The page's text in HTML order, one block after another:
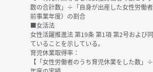
数の合計数」÷「自身が出産した女性労働
前事業年度）の割合
■女活法
女性活躍推進法 第19条 第1項 第2号および
ていることを示している。
育児休業取得率：
【「女性労働者のうち育児休業をした数